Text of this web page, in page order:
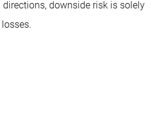
downside risk is solely